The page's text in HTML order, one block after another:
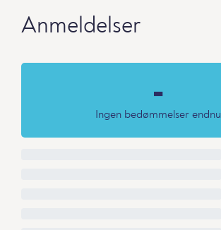
Anmeldelser
-
Ingen bedømmelser endnu